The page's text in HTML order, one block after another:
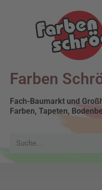
Farben
Fach-Baumarkt und
Farben, Tapeten,